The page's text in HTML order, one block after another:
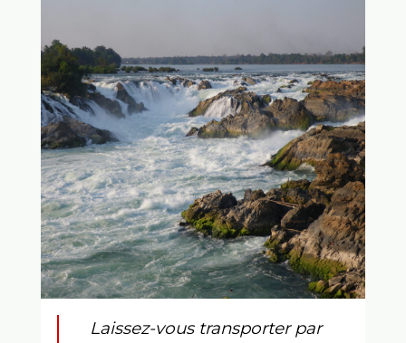
Laissez-vous transporter par